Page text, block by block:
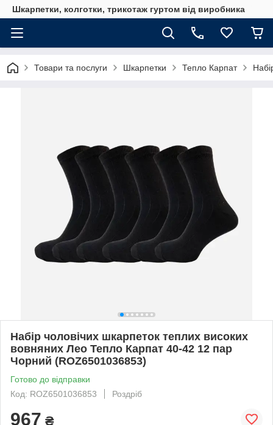
Шкарпетки, колготки, трикотаж гуртом від виробника
Товари та послуги Шкарпетки Тепло Карпат
Набір чоловічих шкарпеток теплих високих
вовняних Лео Тепло Карпат 40-42 12 пар
Чорний (ROZ6501036853)
Готово до відправки
Код: ROZ6501036853
Роздріб
967 ₴